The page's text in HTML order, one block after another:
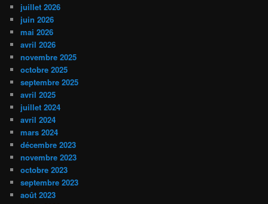
juillet 2026
juin 2026
mai 2026
avril 2026
novembre 2025
octobre 2025
septembre 2025
avril 2025
juillet 2024
avril 2024
mars 2024
décembre 2023
novembre 2023
octobre 2023
septembre 2023
août 2023